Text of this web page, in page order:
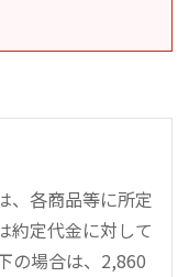
、各商品等に所定
約定代金に対して
の場合は、2,860